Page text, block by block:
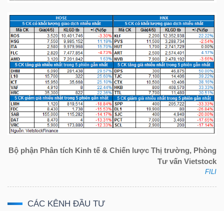
Bộ phận Phân tích Kinh tế & Chiến lược Thị trường, Phòng
Tư vấn Vietstock
FILI
CÁC KÊNH ĐẦU TƯ
Tất cả Cổ phiếu Chỉ số Chứng chỉ quỹ Chứng
Lãnh
đạo
(-)
Tất cả Người nội bộ Người liên quan Cổ đông lớn
Tin
tức